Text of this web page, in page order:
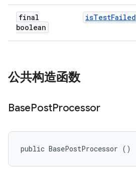
final
boolean
isTestFailed
公共构造函数
BasePostProcessor
public BasePostProcessor ()